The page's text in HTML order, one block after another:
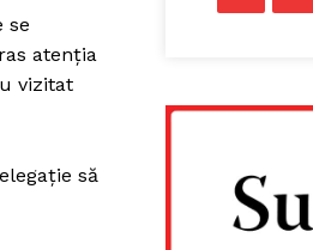
se
atenția
vizitat
să